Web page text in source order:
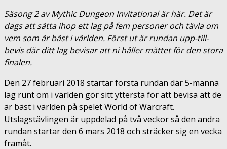
Säsong 2 av Mythic Dungeon Invitational är här. Det är
dags att sätta ihop ett lag på fem personer och tävla om
vem som är bäst i världen. Först ut är rundan upp-till-
bevis där ditt lag bevisar att ni håller måttet för den stora
finalen.
Den 27 februari 2018 startar första rundan där 5-manna
lag runt om i världen gör sitt yttersta för att bevisa att de
är bäst i världen på spelet World of Warcraft.
Utslagstävlingen är uppdelad på två veckor så den andra
rundan startar den 6 mars 2018 och sträcker sig en vecka
framåt.